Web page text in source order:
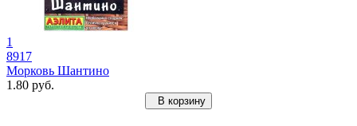
1
8917
Морковь Шантино
1.80 руб.
В корзину